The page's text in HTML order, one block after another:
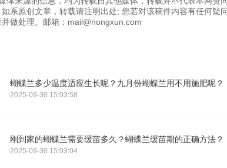
系原创文章，转载请注明出处; 您若对该稿件内容有任何疑
做处理。邮箱：mail@nongxun.com
蝴蝶兰多少温度适应生长呢？九月份蝴蝶兰用不用施肥呢？
2025-09-30 15:03:58
刚到家的蝴蝶兰需要缓苗多久？蝴蝶兰缓苗期的正确方法？
2025-09-30 15:03:04